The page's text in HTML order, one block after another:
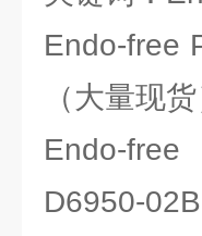
Endo-free
（大量现
Endo-
D6950-02B